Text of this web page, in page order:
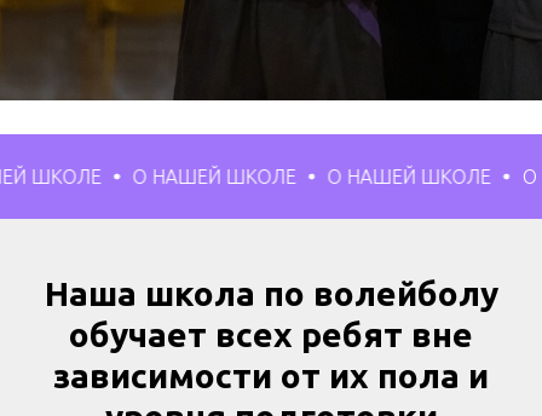
О НАШЕЙ ШКОЛЕ О НАШЕЙ ШКОЛЕ О НАШЕЙ
Наша школа по волейболу
обучает всех ребят вне
зависимости от их пола и